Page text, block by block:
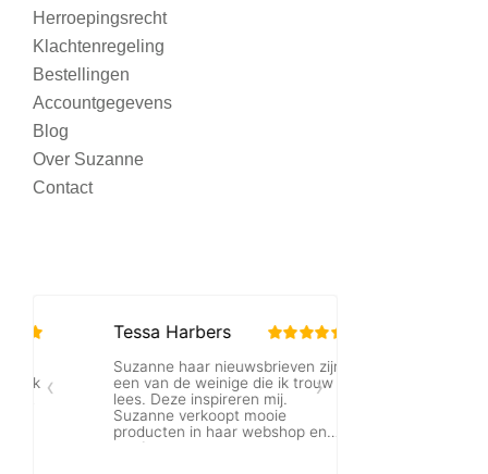
Herroepingsrecht
Klachtenregeling
Bestellingen
Accountgegevens
Blog
Over Suzanne
Contact